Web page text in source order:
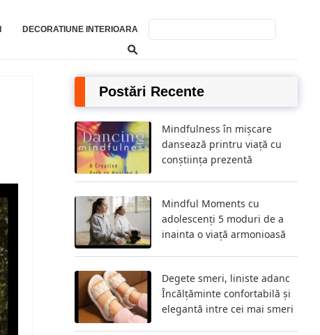
DECORATIUNE INTERIOARA
Postări Recente
Mindfulness în mișcare
dansează printru viață cu
conștiința prezentă
Mindful Moments cu
adolescenți 5 moduri de a
inainta o viață armonioasă
Degete smeri, liniste adanc
Încălțăminte confortabilă și
elegantă intre cei mai smeri